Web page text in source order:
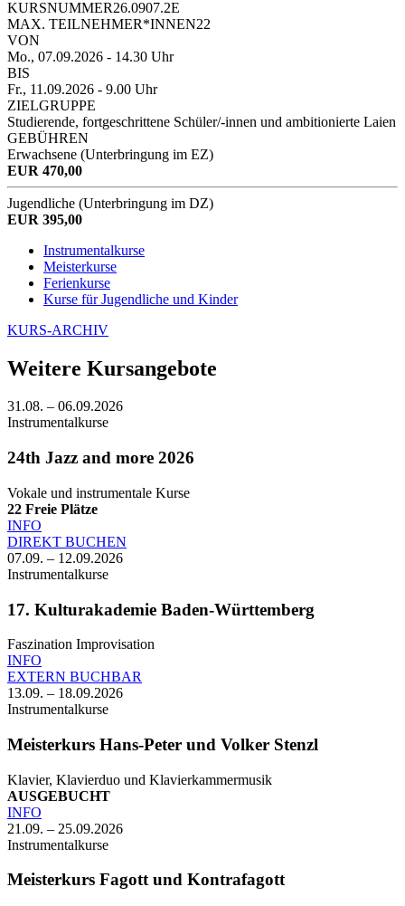
KURSNUMMER26.0907.2E
MAX. TEILNEHMER*INNEN22
VON
Mo., 07.09.2026 - 14.30 Uhr
BIS
Fr., 11.09.2026 - 9.00 Uhr
ZIELGRUPPE
Studierende, fortgeschrittene Schüler/-innen und ambitionierte Laien
GEBÜHREN
Erwachsene (Unterbringung im EZ)
EUR 470,00
Jugendliche (Unterbringung im DZ)
EUR 395,00
Instrumentalkurse
Meisterkurse
Ferienkurse
Kurse für Jugendliche und Kinder
KURS-ARCHIV
Weitere Kursangebote
31.08. – 06.09.2026
Instrumentalkurse
24th Jazz and more 2026
Vokale und instrumentale Kurse
22 Freie Plätze
INFO
DIREKT BUCHEN
07.09. – 12.09.2026
Instrumentalkurse
17. Kulturakademie Baden-Württemberg
Faszination Improvisation
INFO
EXTERN BUCHBAR
13.09. – 18.09.2026
Instrumentalkurse
Meisterkurs Hans-Peter und Volker Stenzl
Klavier, Klavierduo und Klavierkammermusik
AUSGEBUCHT
INFO
21.09. – 25.09.2026
Instrumentalkurse
Meisterkurs Fagott und Kontrafagott